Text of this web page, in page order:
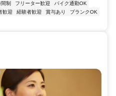
制 フリーター歓迎
バイク通勤OK
歓迎 経験者歓迎 賞与あり
ブランクOK